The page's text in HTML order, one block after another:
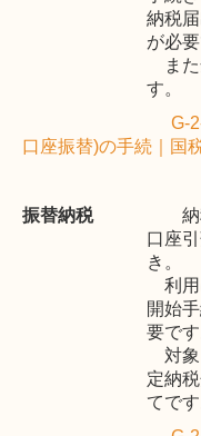
納税
が必要
また
す。
G-
口座振替)の手続｜国
振替納税納税者自
口座
き。
利用
開始
要です
対象
定納
てです